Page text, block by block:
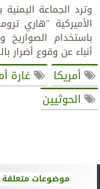
وترد الجماعة
الأميركية "هاري
باستخدام الصواريخ
أنباء عن وقوع أضرار
أمريكا غارة
الحوثيين
موضوعات متعلقة